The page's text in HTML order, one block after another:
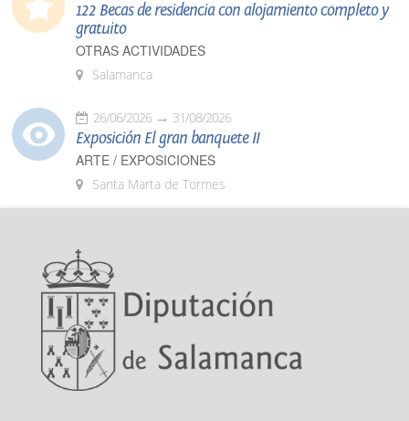
122 Becas de residencia con alojamiento completo y
gratuito
OTRAS ACTIVIDADES
Salamanca
26/06/2026 31/08/2026
Exposición El gran banquete II
ARTE / EXPOSICIONES
Santa Marta de Tormes